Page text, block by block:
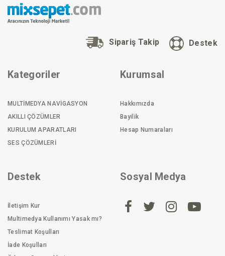
Destek
Sipariş Takip
Kategoriler
MULTİMEDYA NAVİGASYON
AKILLI ÇÖZÜMLER
KURULUM APARATLARI
SES ÇÖZÜMLERİ
Kurumsal
Hakkımızda
Bayilik
Hesap Numaraları
Destek
İletişim Kur
Multimedya Kullanımı Yasak mı?
Teslimat Koşulları
İade Koşulları
Sosyal Medya